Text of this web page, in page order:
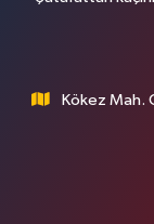
Kökez Mah.